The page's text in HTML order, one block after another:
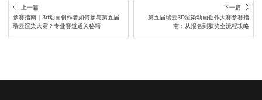
上一篇
参赛指南｜3d动画创作者如何参与第五届
瑞云渲染大赛？专业赛道通关秘籍
下一篇
第五届瑞云3D渲染动画创作大赛参赛指
南：从报名到获奖全流程攻略